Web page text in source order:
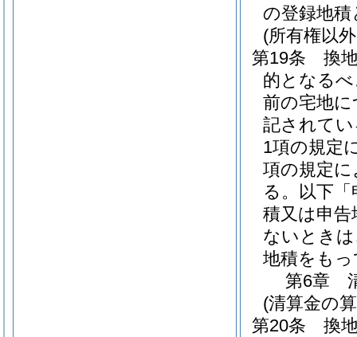
の登録地
(所有権以
第19条
換
的となる
前の宅地
記されて
1項の規定
項の規定
る。以下
積又は申
ないとき
地積をも
第6章
(清算金の
第20条
換